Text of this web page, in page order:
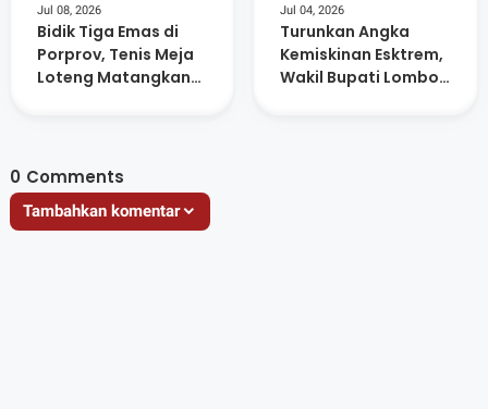
Jul 08, 2026
Bidik Tiga Emas di
Porprov, Tenis Meja
Loteng Matangkan
Jul 04, 2026
Turunkan Angka
Kemiskinan Esktrem,
Wakil Bupati Lombok
0 Comments
Tambahkan komentar